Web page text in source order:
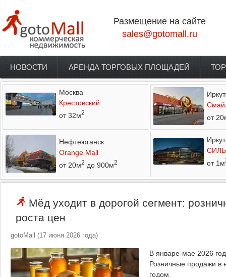
Размещение на сайте
sales@gotomall.ru
Главное меню
НОВОСТИ АРЕНДА ТОРГОВЫХ ПЛОЩАДЕЙ
Москва
Крестовский
от 32м2
от
Нефтеюганск
Orange Mall
от 20м2 до 900м2
от 1м
Мёд уходит в дорогой сегмент:
роста цен
gotoMall (17 июня 2026 года)
В январе-мае 2026
Розничные продажи в
годом.